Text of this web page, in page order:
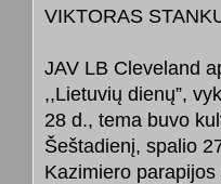
VIKTORAS
JAV LB Cleveland
,,Lietuvių dienų”,
28 d., tema buvo
Šeštadienį, spalio
Kazimiero